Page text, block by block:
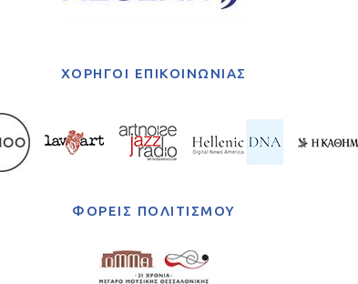
ΧΟΡΗΓΟΙ ΕΠΙΚΟΙΝΩΝΙΑΣ
ΦΟΡΕΙΣ ΠΟΛΙΤΙΣΜΟΥ